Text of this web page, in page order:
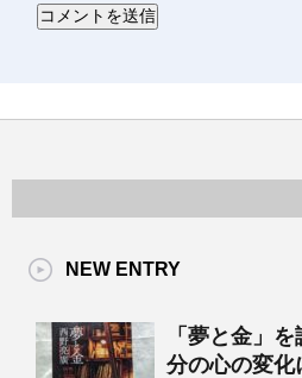
NEW ENTRY
「夢と金」
分の心の変化